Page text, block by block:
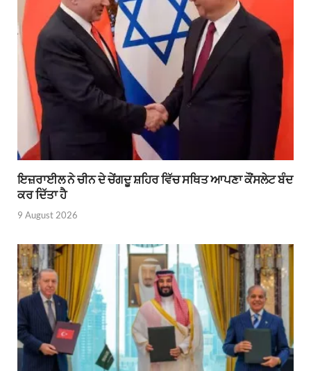
ਇਜ਼ਰਾਈਲ ਨੇ ਚੀਨ ਦੇ ਚੇਂਗਦੂ ਸ਼ਹਿਰ ਵਿੱਚ ਸਥਿਤ ਆਪਣਾ ਕੌਂਸਲੇਟ ਬੰਦ
ਕਰ ਦਿੱਤਾ ਹੈ
9 August 2026